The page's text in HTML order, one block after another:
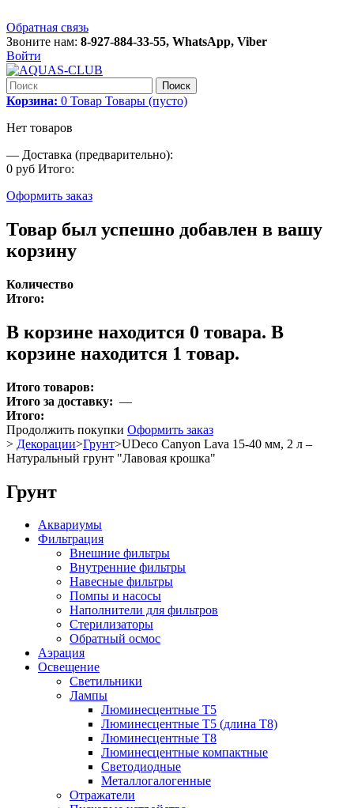
Обратная связь
Звоните нам: 8-927-884-33-55, WhatsApp, Viber
Войти
Поиск
Корзина: 0 Товар Товары (пусто)
Нет товаров
— Доставка (предварительно):
0 руб Итого:
Оформить заказ
Товар был успешно добавлен в вашу
корзину
Количество
Итого:
В корзине находится 0 товара. В
корзине находится 1 товар.
Итого товаров:
Итого за доставку: —
Итого:
Продолжить покупки Оформить заказ
> Декорации>Грунт>UDeco Canyon Lava 15-40 мм, 2 л –
Натуральный грунт "Лавовая крошка"
Грунт
Аквариумы
Фильтрация
Внешние фильтры
Внутренние фильтры
Навесные фильтры
Помпы и насосы
Наполнители для фильтров
Стерилизаторы
Обратный осмос
Аэрация
Освещение
Светильники
Лампы
Люминесцентные T5
Люминесцентные T5 (длина T8)
Люминесцентные T8
Люминесцентные компактные
Светодиодные
Металлогалогенные
Отражатели